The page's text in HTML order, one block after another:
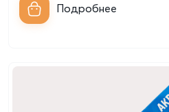
Подробнее